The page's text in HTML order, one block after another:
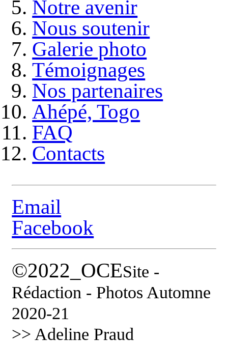
Notre avenir
Nous soutenir
Galerie photo
Témoignages
Nos partenaires
Ahépé, Togo
FAQ
Contacts
Email
Facebook
©2022_OCESite -
Rédaction - Photos Automne
2020-21
>> Adeline Praud